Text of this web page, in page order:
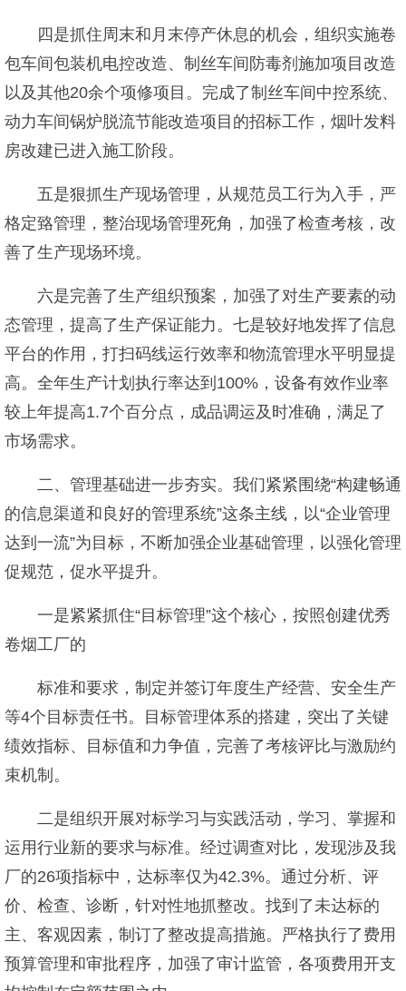
四是抓住周末和月末停产休息的机会，组织实施卷
包车间包装机电控改造、制丝车间防毒剂施加项目改造
以及其他20余个项修项目。完成了制丝车间中控系统、
动力车间锅炉脱流节能改造项目的招标工作，烟叶发料
房改建已进入施工阶段。
五是狠抓生产现场管理，从规范员工行为入手，严
格定臵管理，整治现场管理死角，加强了检查考核，改
善了生产现场环境。
六是完善了生产组织预案，加强了对生产要素的动
态管理，提高了生产保证能力。七是较好地发挥了信息
平台的作用，打扫码线运行效率和物流管理水平明显提
高。全年生产计划执行率达到100%，设备有效作业率
较上年提高1.7个百分点，成品调运及时准确，满足了
市场需求。
二、管理基础进一步夯实。我们紧紧围绕“构建畅通
的信息渠道和良好的管理系统”这条主线，以“企业管理
达到一流”为目标，不断加强企业基础管理，以强化管理
促规范，促水平提升。
一是紧紧抓住“目标管理”这个核心，按照创建优秀
卷烟工厂的
标准和要求，制定并签订年度生产经营、安全生产
等4个目标责任书。目标管理体系的搭建，突出了关键
绩效指标、目标值和力争值，完善了考核评比与激励约
束机制。
二是组织开展对标学习与实践活动，学习、掌握和
运用行业新的要求与标准。经过调查对比，发现涉及我
厂的26项指标中，达标率仅为42.3%。通过分析、评
价、检查、诊断，针对性地抓整改。找到了未达标的
主、客观因素，制订了整改提高措施。严格执行了费用
预算管理和审批程序，加强了审计监管，各项费用开支